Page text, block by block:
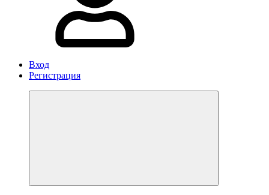
Вход
Регистрация